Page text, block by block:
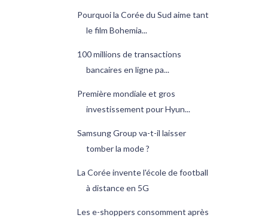
Pourquoi la Corée du Sud aime tant
le film Bohemia...
100 millions de transactions
bancaires en ligne pa...
Première mondiale et gros
investissement pour Hyun...
Samsung Group va-t-il laisser
tomber la mode ?
La Corée invente l'école de football
à distance en 5G
Les e-shoppers consomment après